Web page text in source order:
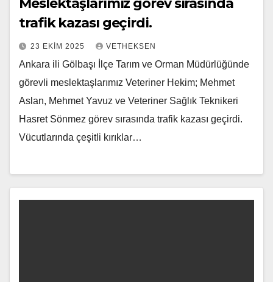
trafik kazası geçirdi.
23 EKIM 2025 VETHEKSEN
Ankara ili Gölbaşı İlçe Tarım ve Orman Müdürlüğünde
görevli meslektaşlarımız Veteriner Hekim; Mehmet
Aslan, Mehmet Yavuz ve Veteriner Sağlık Teknikeri
Hasret Sönmez görev sırasında trafik kazası geçirdi.
Vücutlarında çeşitli kırıklar…